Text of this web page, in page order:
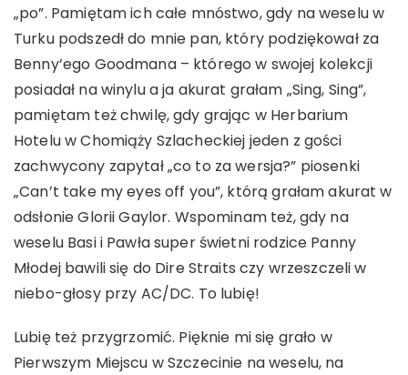
„po”. Pamiętam ich całe mnóstwo, gdy na weselu w
Turku podszedł do mnie pan, który podziękował za
Benny’ego Goodmana – którego w swojej kolekcji
posiadał na winylu a ja akurat grałam „Sing, Sing”,
pamiętam też chwilę, gdy grając w Herbarium
Hotelu w Chomiąży Szlacheckiej jeden z gości
zachwycony zapytał „co to za wersja?” piosenki
„Can’t take my eyes off you”, którą grałam akurat w
odsłonie Glorii Gaylor. Wspominam też, gdy na
weselu Basi i Pawła super świetni rodzice Panny
Młodej bawili się do Dire Straits czy wrzeszczeli w
niebo-głosy przy AC/DC. To lubię!
Lubię też przygrzomić. Pięknie mi się grało w
Pierwszym Miejscu w Szczecinie na weselu, na